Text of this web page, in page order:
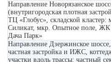
Направление Новорязанское
(внутригородская плотная
ТЦ «Глобус», складской кластер:
Силикат, мкр. Опытное поле, ЖК
Дача Парк»
Направление Дзержинское шоссе,
частная застройка и ИЖС,
участки вдоль трассы: частный